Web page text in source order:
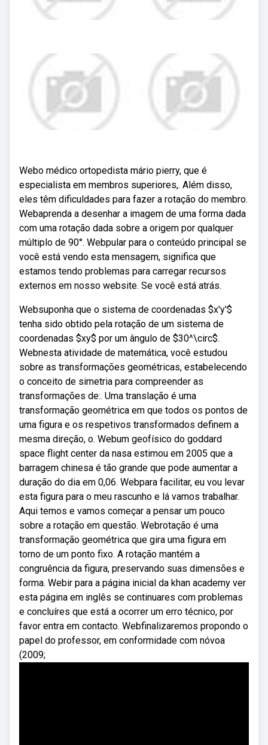
Webo médico ortopedista mário pierry, que é
especialista em membros superiores,. Além disso,
eles têm dificuldades para fazer a rotação do membro.
Webaprenda a desenhar a imagem de uma forma dada
com uma rotação dada sobre a origem por qualquer
múltiplo de 90°. Webpular para o conteúdo principal se
você está vendo esta mensagem, significa que
estamos tendo problemas para carregar recursos
externos em nosso website. Se você está atrás.
Websuponha que o sistema de coordenadas $x'y'$
tenha sido obtido pela rotação de um sistema de
coordenadas $xy$ por um ângulo de $30^\circ$.
Webnesta atividade de matemática, você estudou
sobre as transformações geométricas, estabelecendo
o conceito de simetria para compreender as
transformações de:. Uma translação é uma
transformação geométrica em que todos os pontos de
uma figura e os respetivos transformados definem a
mesma direção, o. Webum geofísico do goddard
space flight center da nasa estimou em 2005 que a
barragem chinesa é tão grande que pode aumentar a
duração do dia em 0,06. Webpara facilitar, eu vou levar
esta figura para o meu rascunho e lá vamos trabalhar.
Aqui temos e vamos começar a pensar um pouco
sobre a rotação em questão. Webrotação é uma
transformação geométrica que gira uma figura em
torno de um ponto fixo. A rotação mantém a
congruência da figura, preservando suas dimensões e
forma. Webir para a página inicial da khan academy ver
esta página em inglês se continuares com problemas
e concluíres que está a ocorrer um erro técnico, por
favor entra em contacto. Webfinalizaremos propondo o
papel do professor, em conformidade com nóvoa
(2009;